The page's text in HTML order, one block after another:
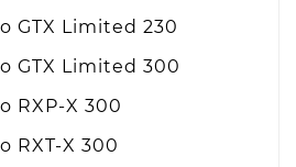
GTX Limited 230
GTX Limited 300
RXP-X 300
RXT-X 300